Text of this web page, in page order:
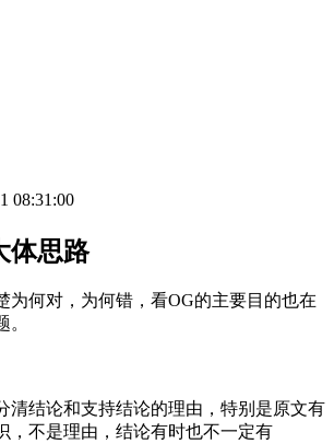
08:31:00
体思路
为何对，为何错，看OG的主要目的也在
清结论和支持结论的理由，特别是原文有
，不是理由，结论有时也不一定有